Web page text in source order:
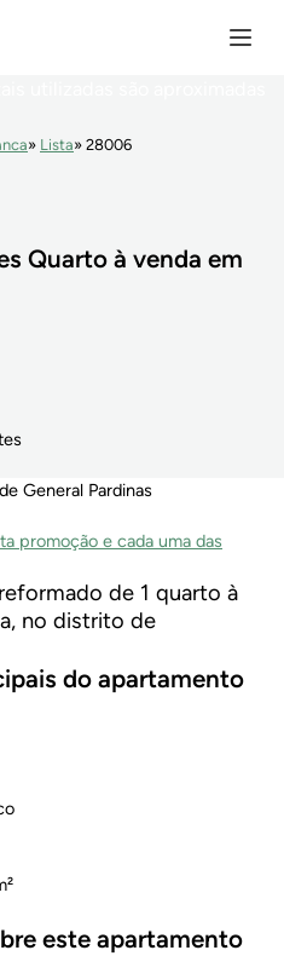
Lista
28006
Quarto à venda em
General Pardinas
promoção e cada uma das
de 1 quarto à
no distrito de
do apartamento
este apartamento